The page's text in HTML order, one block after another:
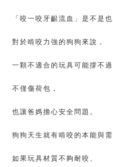
「咬一咬牙齦流血」是不是
對於啃咬力強的狗狗來說，
一顆不適合的玩具可能撐不
不僅傷荷包，
也讓爸媽擔心安全問題。
狗狗天生就有啃咬的本能與需
如果玩具材質不夠耐咬、